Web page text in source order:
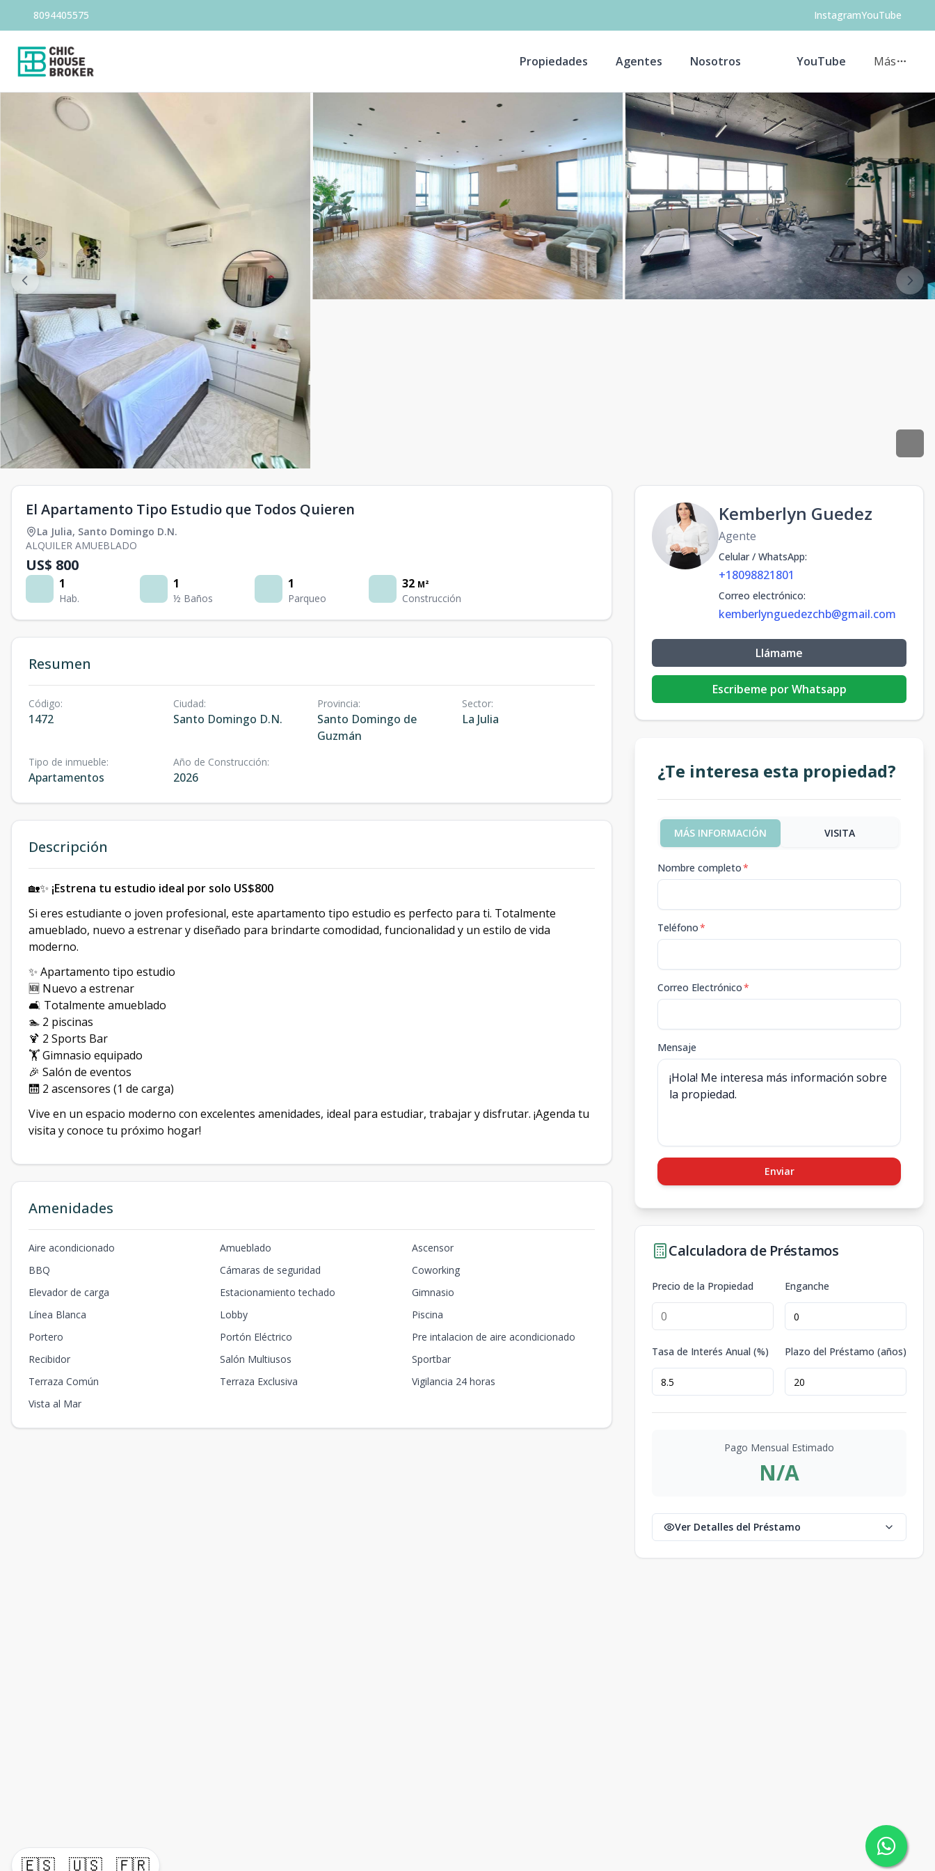
🇪🇸 🇺🇸 🇫🇷
8094405575 InstagramYouTube
Propiedades Agentes Nosotros YouTube Más
El Apartamento Tipo Estudio que Todos Quieren
La Julia, Santo Domingo D.N.
ALQUILER AMUEBLADO
US$ 800
1
Hab.
1
½ Baños
1
Parqueo
32 M²
Construcción
Resumen
Código:
1472
Ciudad:
Santo Domingo D.N.
Provincia:
Santo Domingo de
Guzmán
Sector:
La Julia
Tipo de inmueble:
Apartamentos
Año de Construcción:
2026
Descripción
🏡✨ ¡Estrena tu estudio ideal por solo US$800
Si eres estudiante o joven profesional, este apartamento tipo estudio es perfecto para ti. Totalmente
amueblado, nuevo a estrenar y diseñado para brindarte comodidad, funcionalidad y un estilo de vida
moderno.
✨ Apartamento tipo estudio
🆕 Nuevo a estrenar
🛋️ Totalmente amueblado
🏊 2 piscinas
🍹 2 Sports Bar
🏋️ Gimnasio equipado
🎉 Salón de eventos
🛗 2 ascensores (1 de carga)
Vive en un espacio moderno con excelentes amenidades, ideal para estudiar, trabajar y disfrutar. ¡Agenda tu
visita y conoce tu próximo hogar!
Amenidades
Aire acondicionado Amueblado
Ascensor
BBQ
Cámaras de seguridad
Coworking
Elevador de carga
Estacionamiento techado
Gimnasio
Línea Blanca
Lobby
Piscina
Portero
Portón Eléctrico
Pre intalacion de aire acondicionado
Recibidor
Salón Multiusos
Sportbar
Terraza Común
Terraza Exclusiva
Vigilancia 24 horas
Vista al Mar
Kemberlyn Guedez
Agente
Celular / WhatsApp:
+18098821801
Correo electrónico:
kemberlynguedezchb@gmail.com
Llámame
Escribeme por Whatsapp
¿Te interesa esta propiedad?
MÁS INFORMACIÓN VISITA
Nombre completo*
Teléfono*
Correo Electrónico*
Mensaje
Enviar
Calculadora de Préstamos
Precio de la Propiedad Enganche
Tasa de Interés Anual (%) Plazo del Préstamo (años)
Pago Mensual Estimado
N/A
Ver Detalles del Préstamo